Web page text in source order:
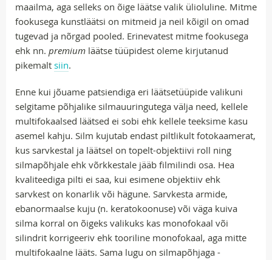
maailma, aga selleks on õige läätse valik ülioluline. Mitme
fookusega kunstläätsi on mitmeid ja neil kõigil on omad
tugevad ja nõrgad pooled. Erinevatest mitme fookusega
ehk nn. premium läätse tüüpidest oleme kirjutanud
pikemalt siin.
Enne kui jõuame patsiendiga eri läätsetüüpide valikuni
selgitame põhjalike silmauuringutega välja need, kellele
multifokaalsed läätsed ei sobi ehk kellele teeksime kasu
asemel kahju. Silm kujutab endast piltlikult fotokaamerat,
kus sarvkestal ja läätsel on topelt-objektiivi roll ning
silmapõhjale ehk võrkkestale jääb filmilindi osa. Hea
kvaliteediga pilti ei saa, kui esimene objektiiv ehk
sarvkest on konarlik või hägune. Sarvkesta armide,
ebanormaalse kuju (n. keratokoonuse) või väga kuiva
silma korral on õigeks valikuks kas monofokaal või
silindrit korrigeeriv ehk tooriline monofokaal, aga mitte
multifokaalne lääts. Sama lugu on silmapõhjaga -